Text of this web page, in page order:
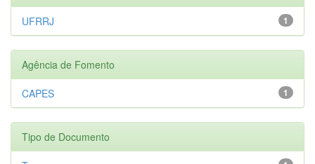
1
UFRRJ
Agência de Fomento
1
CAPES
Tipo de Documento